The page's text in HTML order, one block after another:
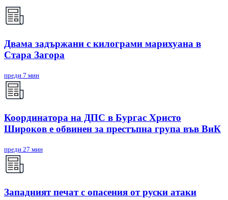
Двама задържани с килограми марихуана в
Стара Загора
преди 7 мин
Координатора на ДПС в Бургас Христо
Широков е обвинен за престъпна група във ВиК
преди 27 мин
Западният печат с опасения от руски атаки